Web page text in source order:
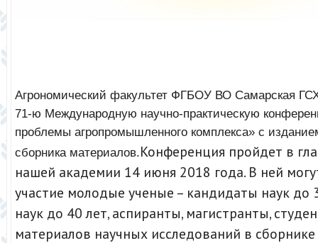
Агрономический факультет ФГБОУ ВО Самарская
71-ю Международную научно-практическую
проблемы агропромышленного комплекса» с
сборника материалов.Конференция пройдет в
нашей академии 14 июня 2018 года. В ней
участие молодые ученые – кандидаты наук до
наук до 40 лет, аспиранты, магистранты,
материалов научных исследований в сборнике